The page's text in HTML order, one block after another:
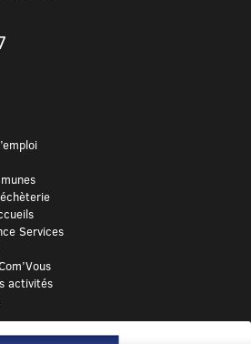
Services
activités